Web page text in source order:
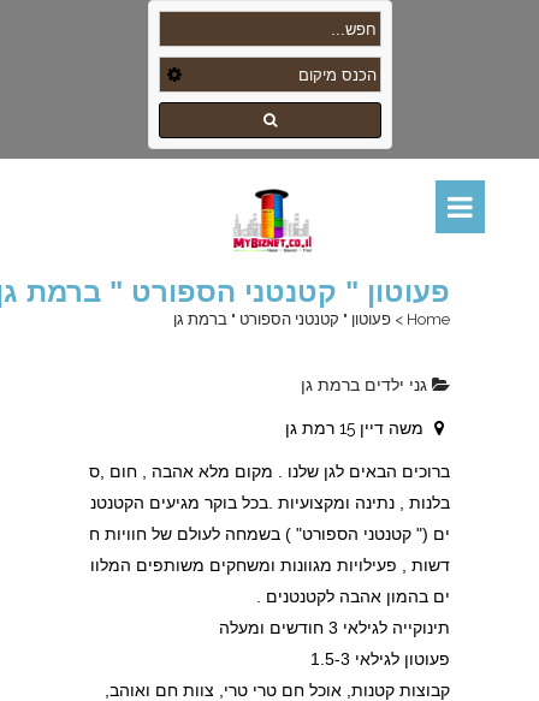
פעוטון " קטנטני הספורט " ברמת
Home
> פעוטון " קטנטני הספורט " ברמת גן
גני ילדים ברמת גן
משה דיין 15 רמת גן
ברוכים הבאים לגן שלנו . מקום מלא אהבה , חום ,ס
בלנות , נתינה ומקצועיות .בכל בוקר מגיעים הקטנטנ
ים (" קטנטני הספורט" ) בשמחה לעולם של חוויות ח
דשות , פעילויות מגוונות ומשחקים משותפים המלוו
ים בהמון אהבה לקטנטנים .
תינוקייה לגילאי 3 חודשים ומעלה
פעוטון לגילאי 1.5-3
קבוצות קטנות, אוכל חם טרי טרי, צוות חם ואוהב,